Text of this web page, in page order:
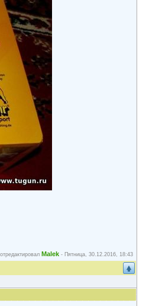
Malek - Пятница, 30.12.2016, 18:43